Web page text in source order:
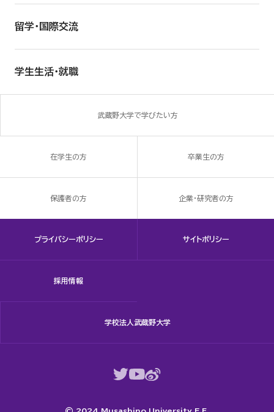
留学・国際交流
学生生活・就職
武蔵野大学で学びたい方
在学生の方 卒業生の方
保護者の方 企業・研究者の方
プライバシーポリシー サイトポリシー
採用情報
学校法人武蔵野大学